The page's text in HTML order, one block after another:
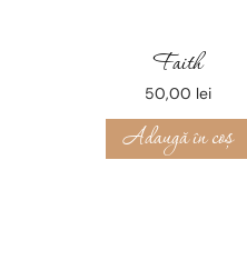
Faith
50,00 lei
Adaugă în coș